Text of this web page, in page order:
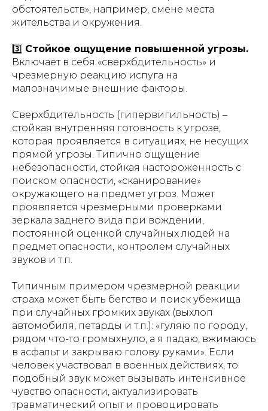
обстоятельств», например, смене места
жительства и окружения.
3️⃣ Стойкое ощущение повышенной угрозы.
Включает в себя «сверхбдительность» и
чрезмерную реакцию испуга на
малозначимые внешние факторы.
Сверхбдительность (гипервигильность) –
стойкая внутренняя готовность к угрозе,
которая проявляется в ситуациях, не несущих
прямой угрозы. Типично ощущение
небезопасности, стойкая настороженность с
поиском опасности, «сканирование»
окружающего на предмет угроз. Может
проявляется чрезмерными проверками
зеркала заднего вида при вождении,
постоянной оценкой случайных людей на
предмет опасности, контролем случайных
звуков и т.п.
Типичным примером чрезмерной реакции
страха может быть бегство и поиск убежища
при случайных громких звуках (выхлоп
автомобиля, петарды и т.п.): «гуляю по городу,
рядом что-то громыхнуло, а я падаю, вжимаюсь
в асфальт и закрываю голову руками». Если
человек участвовал в военных действиях, то
подобный звук может вызывать интенсивное
чувство опасности, актуализировать
травматический опыт и провоцировать